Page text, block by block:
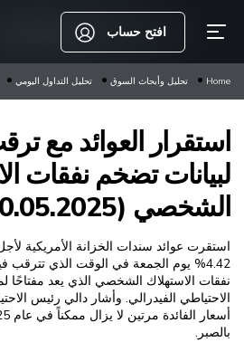
افتح حساب
Home تحليل وأبحاث السوق تحليل التداول اليومي
استقرار العوائد مع
لبيانات تضخم نفقات
الشخصي (30.05.2025)
4.42% يوم الجمعة في الوقت الذي تترقب
نفقات الاستهلاك الشخصي الذي يعد مفتاحًا
الاحتياطي الفيدرالي. وأشار دالي رئيس
بالصبر.